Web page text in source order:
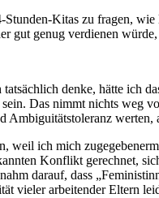
Kitas zu fragen,
genug verdienen würde,
denke, hätte ich
Das nimmt nichts
ich mich
Konflikt gerechnet,
darauf, dass
vieler arbeitender Eltern